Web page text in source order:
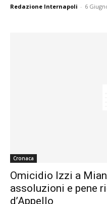
Redazione Internapoli - 6
Cronaca
Omicidio Izzi a
assoluzioni e pene
d’Appello